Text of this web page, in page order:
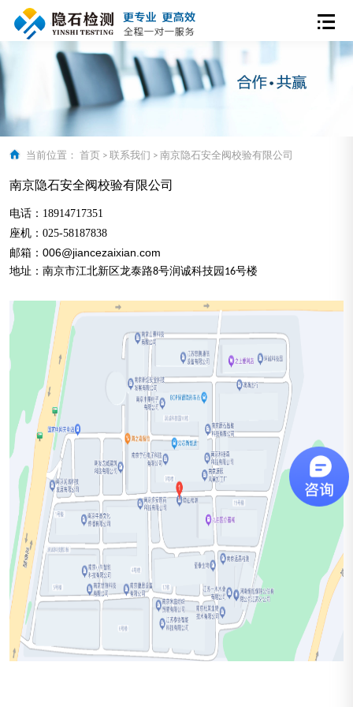
当前位置： 首页 > 联系我们 > 南京隐石安全阀校验有限公司
南京隐石安全阀校验有限公司
电话：18914717351
座机： 025-58187838
邮箱：006@jiancezaixian.com
地址：南京市江北新区龙泰路8号润诚科技园16号楼